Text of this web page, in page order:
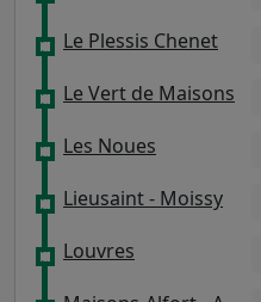
Le Plessis Chenet
Le Vert de Maisons
Les Noues
Lieusaint - Moissy
Louvres